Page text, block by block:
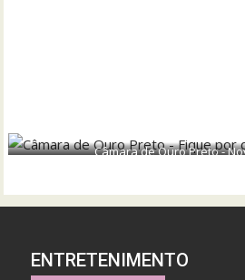
Câmara de Ouro Preto -
ENTRETENIMENTO